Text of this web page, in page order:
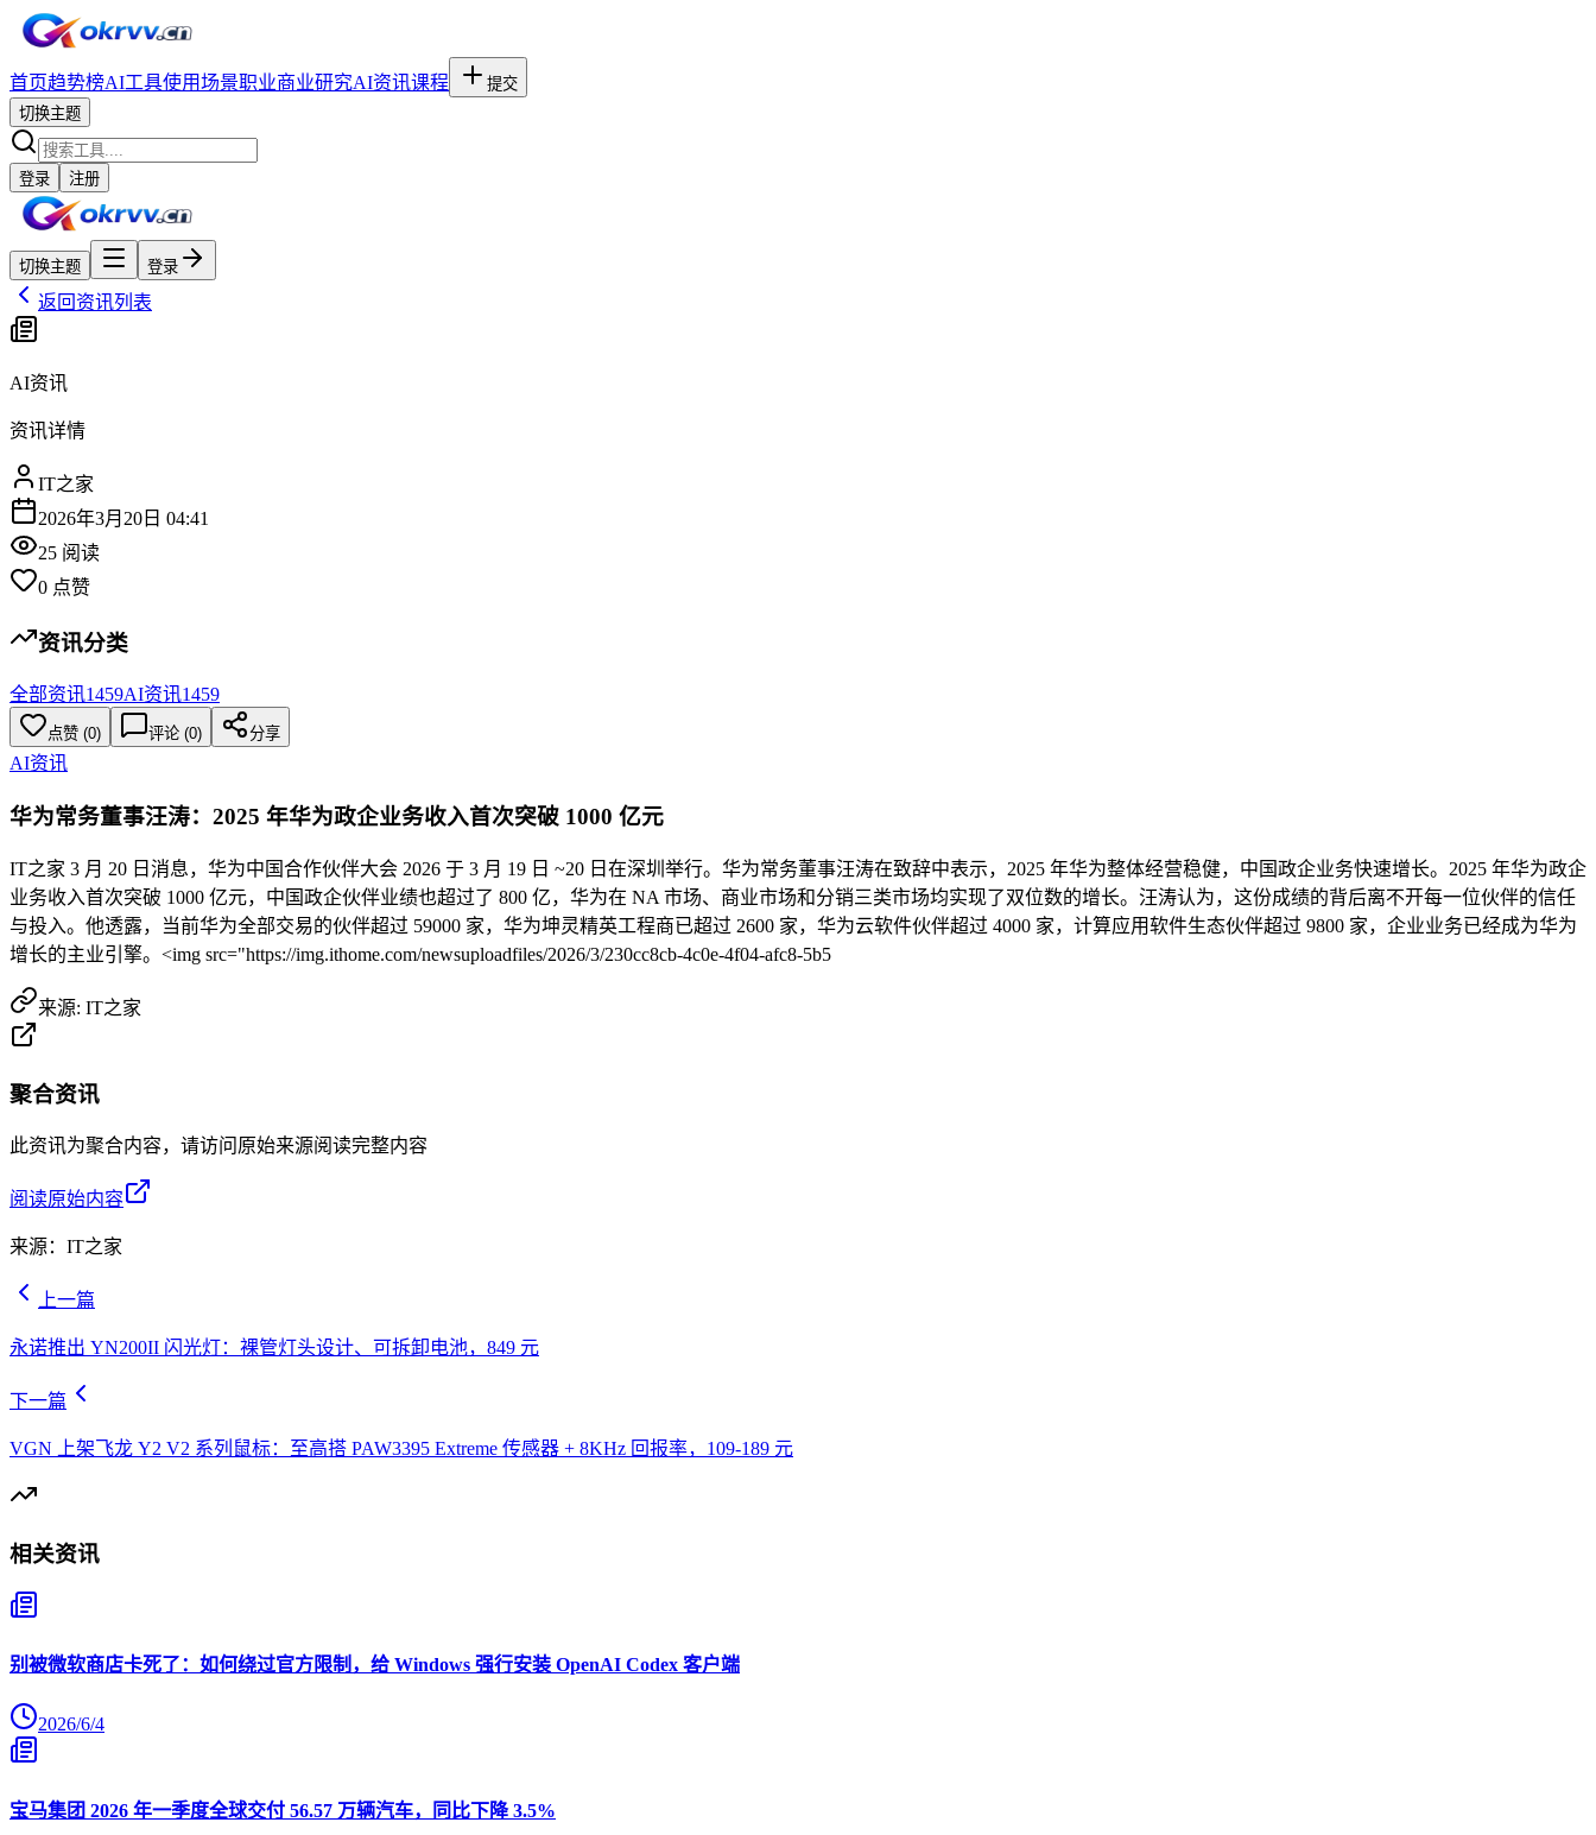
首页趋势榜AI工具使用场景职业商业研究AI资讯课程
提交
切换主题
登录 注册
切换主题 登录
返回资讯列表
AI资讯
资讯详情
IT之家
2026年3月20日 04:41
25 阅读
0 点赞
资讯分类
全部资讯1459AI资讯1459
点赞 (0) 评论 (0) 分享
AI资讯
华为常务董事汪涛：2025 年华为政企业务收入首次突破 1000 亿元
IT之家 3 月 20 日消息，华为中国合作伙伴大会 2026 于 3 月 19 日 ~20 日在深圳举行。华为常务董事汪涛在致辞中表示，2025 年华为整体经营稳健，中国政企业务快速增长。2025 年华为政企
业务收入首次突破 1000 亿元，中国政企伙伴业绩也超过了 800 亿，华为在 NA 市场、商业市场和分销三类市场均实现了双位数的增长。汪涛认为，这份成绩的背后离不开每一位伙伴的信任
与投入。他透露，当前华为全部交易的伙伴超过 59000 家，华为坤灵精英工程商已超过 2600 家，华为云软件伙伴超过 4000 家，计算应用软件生态伙伴超过 9800 家，企业业务已经成为华为
增长的主业引擎。<img src="https://img.ithome.com/newsuploadfiles/2026/3/230cc8cb-4c0e-4f04-afc8-5b5
来源: IT之家
聚合资讯
此资讯为聚合内容，请访问原始来源阅读完整内容
阅读原始内容
来源： IT之家
上一篇
永诺推出 YN200II 闪光灯：裸管灯头设计、可拆卸电池，849 元
下一篇
VGN 上架飞龙 Y2 V2 系列鼠标：至高搭 PAW3395 Extreme 传感器 + 8KHz 回报率，109-189 元
相关资讯
别被微软商店卡死了：如何绕过官方限制，给 Windows 强行安装 OpenAI Codex 客户端
2026/6/4
宝马集团 2026 年一季度全球交付 56.57 万辆汽车，同比下降 3.5%